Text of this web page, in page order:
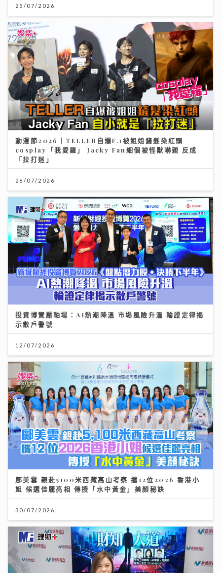
25/07/2026
動漫節2026｜TELLER自爆F.1被姐姐鏟髮染紅頭
cosplay「我愛羅」 Jacky Fan細個被怪獸嚇親 反成
「拉打迷」
26/07/2026
投資博覽壓軸場：AI熱潮降溫 市場風險升溫 輪證定律揭
示散戶警號
12/07/2026
鄺美雲 親赴5100米西藏高山考察 攜12位2026 香港小
姐 候選佳麗亮相 傳授「水中黃金」美顏秘訣
30/07/2026